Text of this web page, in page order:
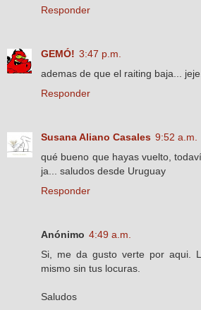
Responder
GEMÓ! 3:47 p.m.
ademas de que el raiting baja...
Responder
Susana Aliano Casales 9:52 a.m.
qué bueno que hayas vuelto,
ja... saludos desde Uruguay
Responder
Anónimo 4:49 a.m.
Si, me da gusto verte por aqui.
mismo sin tus locuras.
Saludos